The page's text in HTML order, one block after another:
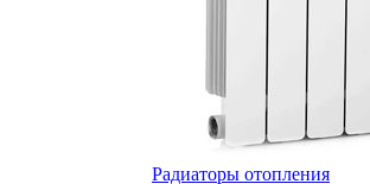
Радиаторы отопления